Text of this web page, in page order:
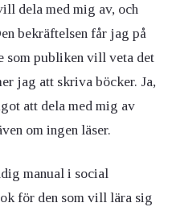
dela med mig av, och
bekräftelsen får jag på
som publiken vill veta det
jag att skriva böcker. Ja,
att dela med mig av
om ingen läser.
manual i social
för den som vill lära sig